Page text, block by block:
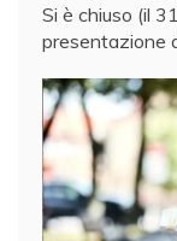
Si è chiuso (il
presentazione